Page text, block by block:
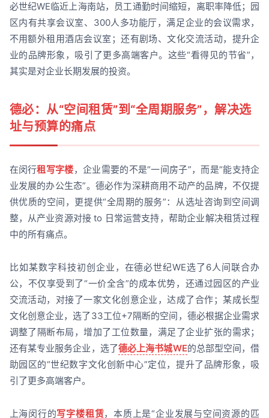
必世纪WE临近上海南站，员工通勤时间缩短，离职率降低；园
区内有共享会议室、300人多功能厅，满足企业的会议需求，
不用额外租用酒店会议室；还有剧场、文化交流活动，提升企
业的品牌形象，吸引了更多高端客户。这些“看得见的节省”，
其实是对企业长期发展的投资。
德必：从“空间租赁”到“全周期服务”，解决选
址与预算的痛点
在闵行租写字楼，企业需要的不是“一间房子”，而是“能支持企
业发展的办公生态”。德必作为深耕商用不动产的品牌，不仅提
供优质的空间，更提供“全周期的服务”：从选址咨询到空间调
整，从产业资源对接 to 日常运营支持，帮助企业解决租赁过程
中的所有痛点。
比如某数字科技初创企业，在德必世纪WE选了6人间联合办
公，不仅享受到了“一价全含”的成本优势，还通过园区的产业
交流活动，对接了一家文化创意企业，达成了合作；某成长型
文化创意企业，选了33工位+7隔断的空间，德必根据企业需求
调整了隔断布局，增加了工位数量，满足了企业扩张的需求；
还有某专业服务企业，选了德必上海书城WE的总部型空间，借
助园区的“世纪数字文化创新中心”定位，提升了品牌形象，吸
引了更多高端客户。
上海闵行的写字楼租赁，本质上是“企业发展与空间资源的匹